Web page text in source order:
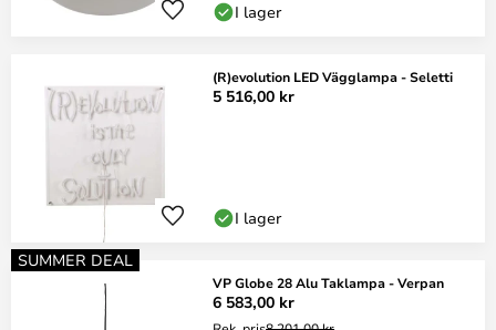
I lager
(R)evolution LED Vägglampa - Seletti
5 516,00 kr
I lager
SUMMER DEAL
VP Globe 28 Alu Taklampa - Verpan
6 583,00 kr